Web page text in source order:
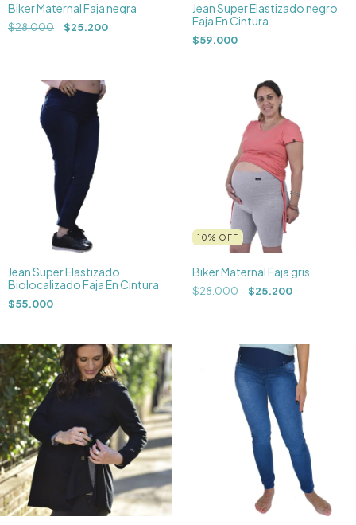
Biker Maternal Faja negra
$28.000 $25.200
Jean Super Elastizado negro
Faja En Cintura
$59.000
Jean Super Elastizado
Biolocalizado Faja En Cintura
$55.000
10% OFF
Biker Maternal Faja gris
$28.000 $25.200